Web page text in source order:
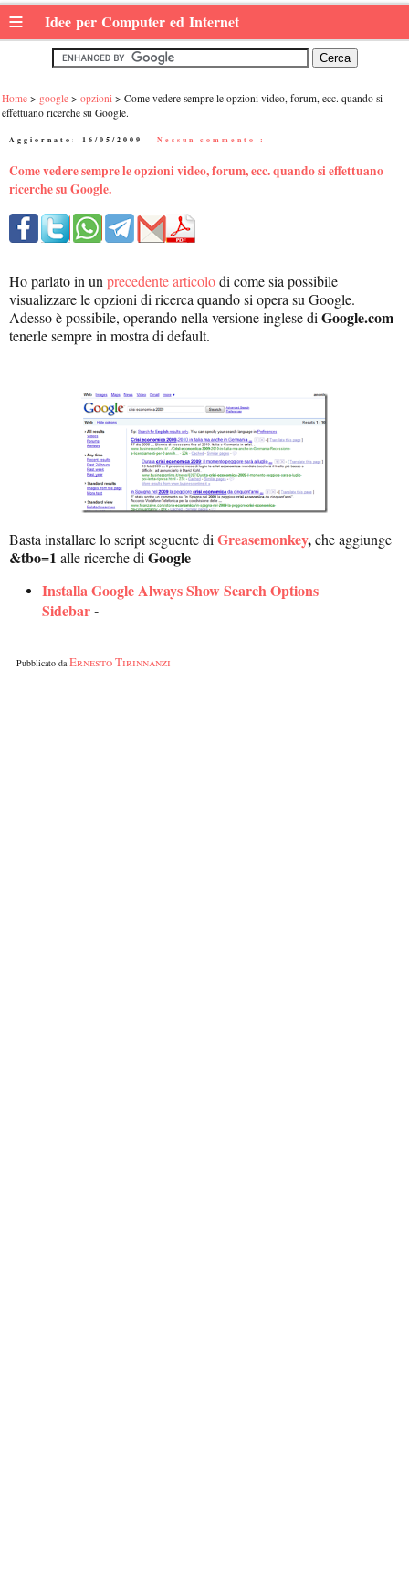
≡ Idee per Computer ed Internet
Home google opzioni
Come vedere sempre le opzioni video, forum, ecc. quando si
effettuano ricerche su Google.
Aggiornato: 16/05/2009 Nessun commento :
Come vedere sempre le opzioni video, forum, ecc. quando si effettuano
ricerche su Google.
Ho parlato in unprecedente articolodi come sia possibile
visualizzare le opzioni di ricerca quando si opera su Google.
Adesso è possibile, operando nella versione inglese diGoogle.com
tenerle sempre in mostra di default.
Basta installare lo script seguente di Greasemonkey,che aggiunge
&tbo=1 alle ricerche di Google
Installa Google Always Show Search Options
Sidebar-
Pubblicato da Ernesto Tirinnanzi